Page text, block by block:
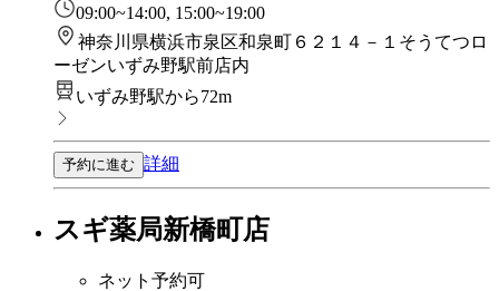
09:00~14:00, 15:00~19:00
神奈川県横浜市泉区和泉町６２１４－１そうてつロ
ーゼンいずみ野駅前店内
いずみ野駅から72m
予約に進む 詳細
スギ薬局新橋町店
ネット予約可